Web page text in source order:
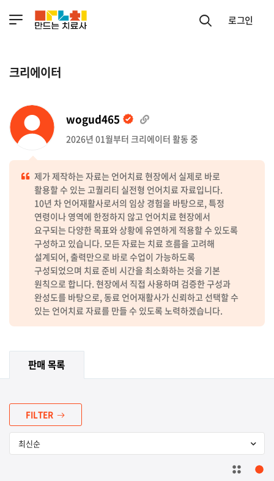
로그인
크리에이터
wogud465
2026년 01월부터 크리에이터 활동 중
제가 제작하는 자료는 언어치료 현장에서 실제로 바로
활용할 수 있는 고퀄리티 실전형 언어치료 자료입니다.
10년 차 언어재활사로서의 임상 경험을 바탕으로, 특정
연령이나 영역에 한정하지 않고 언어치료 현장에서
요구되는 다양한 목표와 상황에 유연하게 적용할 수 있도록
구성하고 있습니다. 모든 자료는 치료 흐름을 고려해
설계되어, 출력만으로 바로 수업이 가능하도록
구성되었으며 치료 준비 시간을 최소화하는 것을 기본
원칙으로 합니다. 현장에서 직접 사용하며 검증한 구성과
완성도를 바탕으로, 동료 언어재활사가 신뢰하고 선택할 수
있는 언어치료 자료를 만들 수 있도록 노력하겠습니다.
판매 목록
FILTER